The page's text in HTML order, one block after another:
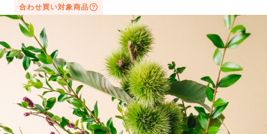
届いたお花に元気がなかったら？
もし届いたお花に「枯れている」「折れている」などの
不備があった場合は、些細なことでもお気軽にサポート
までご連絡ください。ご返金にて補償いたします。
合わせ買い対象商品